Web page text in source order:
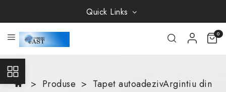
Quick Links
0
Produse
Tapet autoadezivArgintiu din